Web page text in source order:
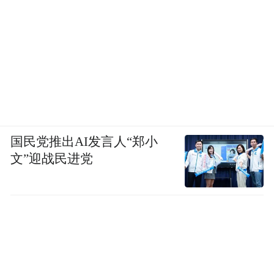
国民党推出AI发言人“郑小
文”迎战民进党